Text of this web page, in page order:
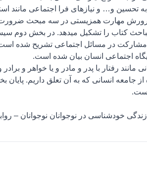
به تحسین و… و نیازهای فرا اجتماعی مانند
مهارت همزیستی در سه مبحث ضرورت
کتاب را تشکیل می‏دهد. در بخش دوم
در مسائل اجتماعی تشریح شده است.
اجتماعی انسان بیان شده است.
مانند رفتار با پدر و مادر و یا خواهر و
جامعه انسانی که به آن تعلق داریم. پایان
خودشناسی در نوجوانان نوجوانان –